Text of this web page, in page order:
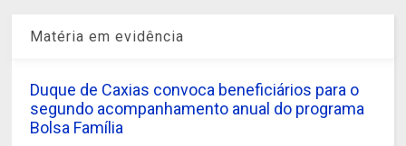
Matéria em evidência
Duque de Caxias convoca beneficiários para o
segundo acompanhamento anual do programa
Bolsa Família